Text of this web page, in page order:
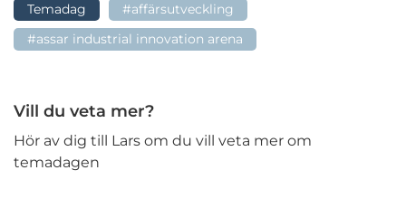
Temadag
#affärsutveckling
#assar industrial innovation arena
Vill du veta mer?
Hör av dig till Lars om du vill veta mer om
temadagen